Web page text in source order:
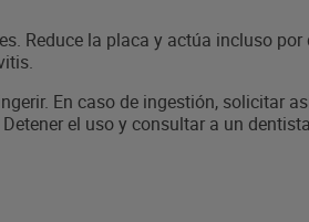
Reduce la placa y el sarro
natural de los dientes
Reduce la placa y actúa incluso
En caso de ingestión, solicitar
el uso y consultar a un